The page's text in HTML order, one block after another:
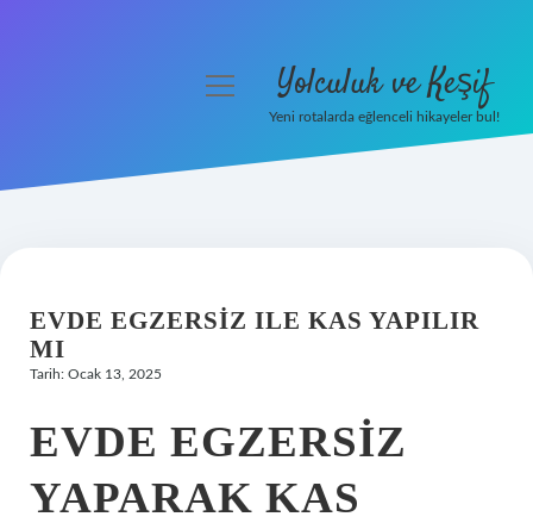
Hakkımızda
menüyü Yolculuk ve Keşif
Yeni rotalarda eğlenceli hikayeler bul!
EVDE EGZERSIZ ILE KAS YAPILIR
MI
Tarih: Ocak 13, 2025
EVDE EGZERSIZ
YAPARAK KAS